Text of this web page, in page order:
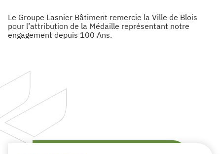
Le Groupe Lasnier Bâtiment remercie la Ville de Blois
pour l’attribution de la Médaille représentant notre
engagement depuis 100 Ans.